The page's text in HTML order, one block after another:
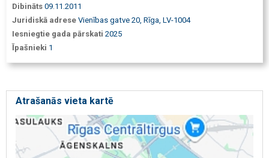
Dibināts 09.11.2011
Juridiskā adrese Vienības gatve 20, Rīga, LV-1004
Iesniegtie gada pārskati 2025
Īpašnieki 1
Atrašanās vieta kartē